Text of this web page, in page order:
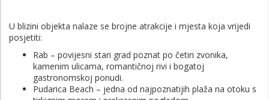
U blizini objekta nalaze se brojne atrakcije i mjesta koja vrijedi
posjetiti:
Rab – povijesni stari grad poznat po četiri zvonika,
kamenim ulicama, romantičnoj rivi i bogatoj
gastronomskoj ponudi.
Pudarica Beach – jedna od najpoznatijih plaža na otoku s